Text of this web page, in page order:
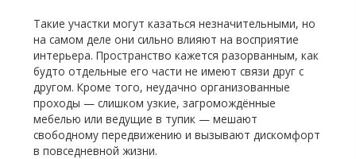
Такие участки могут казаться незначительными, но
на самом деле они сильно влияют на восприятие
интерьера. Пространство кажется разорванным, как
будто отдельные его части не имеют связи друг с
другом. Кроме того, неудачно организованные
проходы — слишком узкие, загромождённые
мебелью или ведущие в тупик — мешают
свободному передвижению и вызывают дискомфорт
в повседневной жизни.